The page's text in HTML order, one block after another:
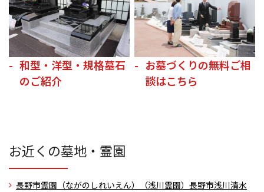
和型・洋型・規格墓石
のご紹介
お墓づくりの無料ご相
談はこちら
お近くの墓地・霊園
長野市霊園（ながのしれいえん）（浅川霊園） 長野市浅川清水